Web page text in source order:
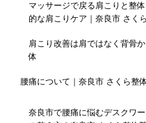
マッサージで戻る肩こりと整
的な肩こりケア｜奈良市 さく
肩こり改善は肩ではなく背骨
体
腰痛について｜奈良市 さくら整
奈良市で腰痛に悩むデスクワ